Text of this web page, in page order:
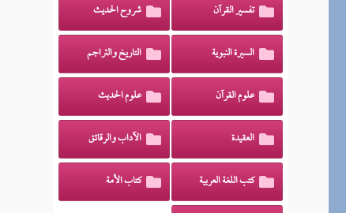
تفسير القرآن شروح الحديث
السيرة النبوية التاريخ والتراجم
علوم القرآن علوم الحديث
العقيدة الآداب والرقائق
كتب اللغة العربية كتاب الأمة